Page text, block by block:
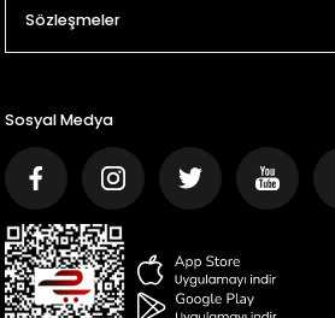
Sözleşmeler
Sosyal Medya